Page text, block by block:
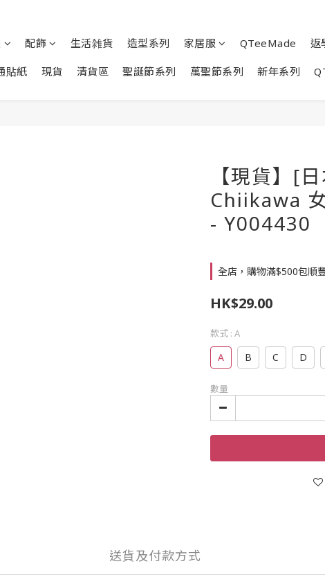
配飾 生活雑貨 造型系列 家居服 QTeeMade 返
貼紙 現貨 清貨區 聖誕節系列 萬聖節系列 新年系列
【現貨】[
Chiikawa
- Y004430
全店，購物滿$500包順
HK$29.00
款式 : A
A B C D
數量
送貨及付款方式